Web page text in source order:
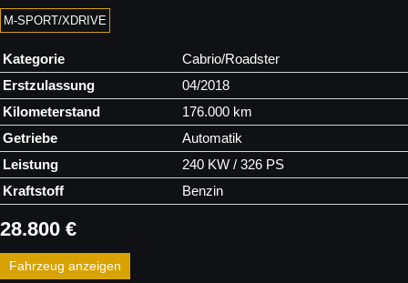
M-SPORT/XDRIVE
Kategorie
Cabrio/Roadster
Erstzulassung
04/2018
Kilometerstand
176.000 km
Getriebe
Automatik
Leistung
240 KW / 326 PS
Kraftstoff
Benzin
28.800 €
Fahrzeug anzeigen